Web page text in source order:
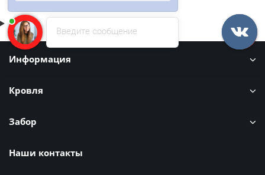
Информация
Кровля
Забор
Наши контакты
Введите сообщение